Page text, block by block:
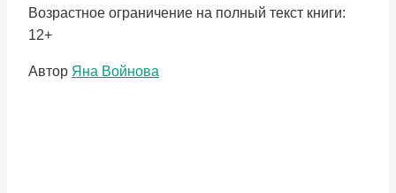
Возрастное ограничение на полный текст книги:
12+
Метки
Автор Яна Войнова